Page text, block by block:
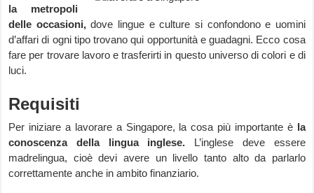
la metropoli
delle occasioni,dove lingue e culture si confondono e uomini
d’affari di ogni tipo trovano qui opportunità e guadagni. Ecco cosa
fare per trovare lavoro e trasferirti in questo universo di colori e di
luci.
Requisiti
Per iniziare a lavorare a Singapore, la cosa più importante èla
conoscenza della lingua inglese. L’inglese deve essere
madrelingua, cioè devi avere un livello tanto alto da parlarlo
correttamente anche in ambito finanziario.